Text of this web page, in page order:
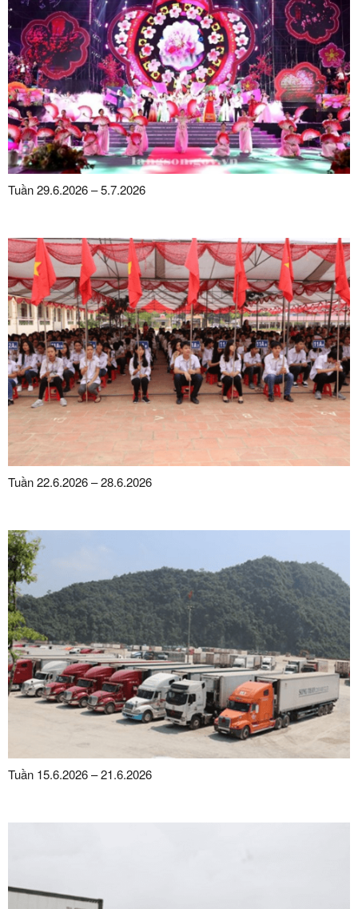
Tuần 29.6.2026 – 5.7.2026
Tuần 22.6.2026 – 28.6.2026
Tuần 15.6.2026 – 21.6.2026